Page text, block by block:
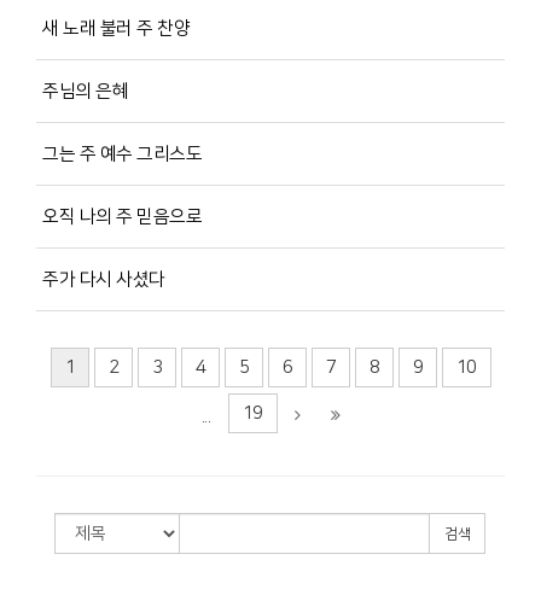
새 노래 불러 주 찬양
주님의 은혜
그는 주 예수 그리스도
오직 나의 주 믿음으로
주가 다시 사셨다
1 2 3 4 5 6 7 8 9 10
19
검색